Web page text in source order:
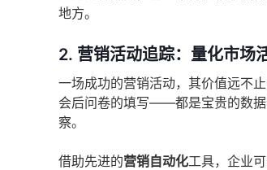
地方。
2. 营销活动追踪：量化市场
一场成功的营销活动，其价值远不
会后问卷的填写——都是宝贵的数据
察。
借助先进的营销自动化工具，企业